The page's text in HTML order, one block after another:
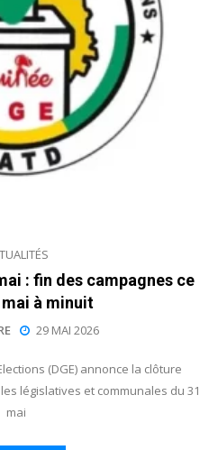
: fin des campagnes ce
à minuit
29 MAI 2026
(DGE) annonce la clôture
législatives et communales du 31
mai